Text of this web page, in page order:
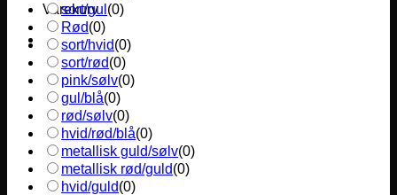
Varekurv
sort/gul (0)
Rød(0)
sort/hvid(0)
sort/rød(0)
pink/sølv(0)
gul/blå(0)
rød/sølv(0)
hvid/rød/blå(0)
metallisk guld/sølv(0)
metallisk rød/guld(0)
hvid/guld(0)